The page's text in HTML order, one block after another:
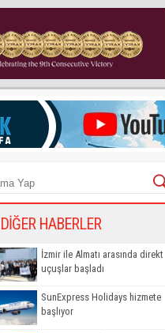
DİĞER HABERLER
İzmir ile Almatı arasında direkt
uçuşlar başladı
SunExpress Holidays hizmete
başlıyor